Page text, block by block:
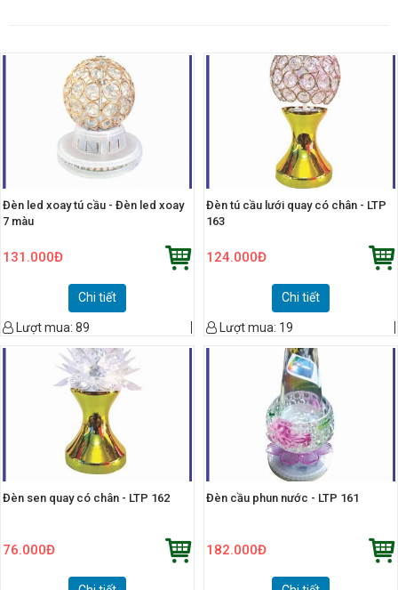
Đèn led xoay tú cầu - Đèn led xoay
7 màu
131.000Đ
Chi tiết
Lượt mua: 89
Đèn tú cầu lưới quay có chân - LTP
163
124.000Đ
Chi tiết
Lượt mua: 19
Đèn sen quay có chân - LTP 162
76.000Đ
Đèn cầu phun nước - LTP 161
182.000Đ